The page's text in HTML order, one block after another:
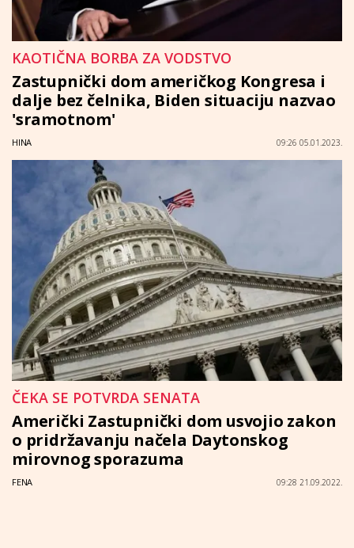
KAOTIČNA BORBA ZA VODSTVO
Zastupnički dom američkog Kongresa i
dalje bez čelnika, Biden situaciju nazvao
'sramotnom'
HINA 09:26 05.01.2023.
ČEKA SE POTVRDA SENATA
Američki Zastupnički dom usvojio zakon
o pridržavanju načela Daytonskog
mirovnog sporazuma
FENA 09:28 21.09.2022.